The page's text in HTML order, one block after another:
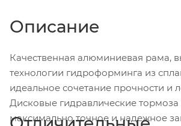
Описание
Качественная алюминиевая рама,
технологии гидроформинга из
идеальное сочетание прочности и
Дисковые гидравлические
максимально точное и надежное